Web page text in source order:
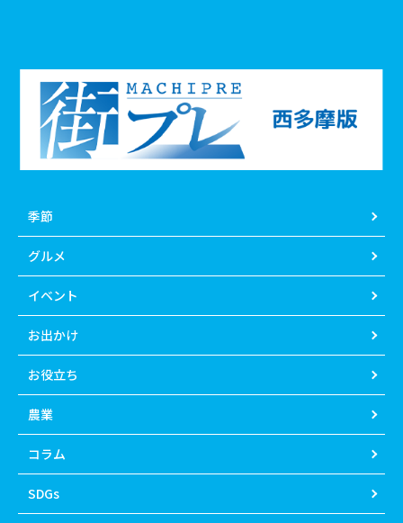
季節
グルメ
イベント
お出かけ
お役立ち
農業
コラム
SDGs